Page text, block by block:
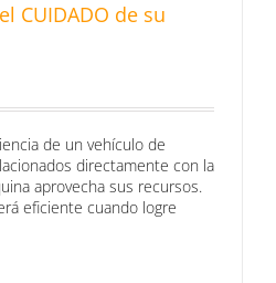
CUIDADO de su
de un vehículo de
directamente con la
aprovecha sus recursos.
eficiente cuando logre